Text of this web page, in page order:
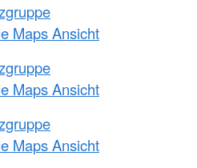
Maps Ansicht
Maps Ansicht
Maps Ansicht